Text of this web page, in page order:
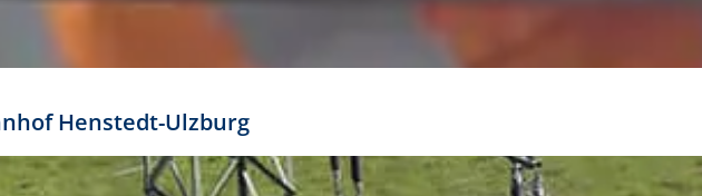
jeweiligen Formathöhe. Daraus ergeben sich für gängige Formate
im Layout:
Henstedt-Ulzburg